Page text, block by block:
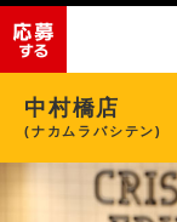
中村橋店
(ナカムラバシテン)